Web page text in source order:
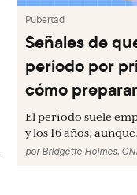
Pubertad
Señales de
periodo por
cómo
El periodo suele
y los 16 años,
porBridgette Holmes,